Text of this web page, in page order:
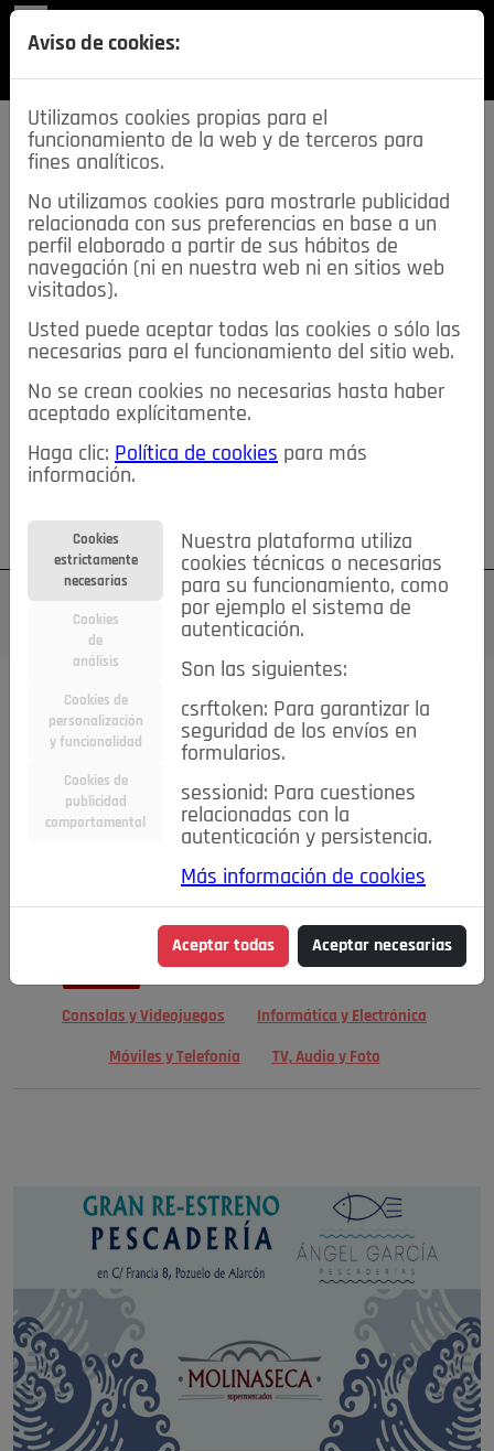
SECCIONES
descarga esta
REVISTA
≡NOTICIAS
NOTICIAS SERVICIOS DE INTERÉS
TABLÓN DE ANUNCIOS MIS ANUNCIOS CONTACTO
NOSOTROS
Su cuenta Regístrese ¿Olvidó su contraseña?
TODAS Deporte Bicicletas Deportes y Ocio
Electrodomésticos
Niños y Bebés Inmobiliaria Construcción y Reformas
Moda Accesorios Ropa Motor
Motor y Accesorios Motos Ocio
Cine, Libros y Música Coleccionismo Otros Otros
Consolas y Videojuegos Informática y Electrónica
Móviles y Telefonía TV, Audio y Foto
Aviso de cookies:
Utilizamos cookies propias para el
funcionamiento de la web y de terceros para
fines analíticos.
No utilizamos cookies para mostrarle publicidad
relacionada con sus preferencias en base a un
perfil elaborado a partir de sus hábitos de
navegación (ni en nuestra web ni en sitios web
visitados).
Usted puede aceptar todas las cookies o sólo las
necesarias para el funcionamiento del sitio web.
No se crean cookies no necesarias hasta haber
aceptado explícitamente.
Haga clic: Política de cookies para más
información.
Cookies
estrictamente
necesarias
Cookies
de
análisis
Cookies de
personalización
y funcionalidad
Cookies de
publicidad
comportamental
Nuestra plataforma utiliza
cookies técnicas o necesarias
para su funcionamiento, como
por ejemplo el sistema de
autenticación.
Son las siguientes:
csrftoken: Para garantizar la
seguridad de los envíos en
formularios.
sessionid: Para cuestiones
relacionadas con la
autenticación y persistencia.
Más información de cookies
Aceptar todas Aceptar necesarias